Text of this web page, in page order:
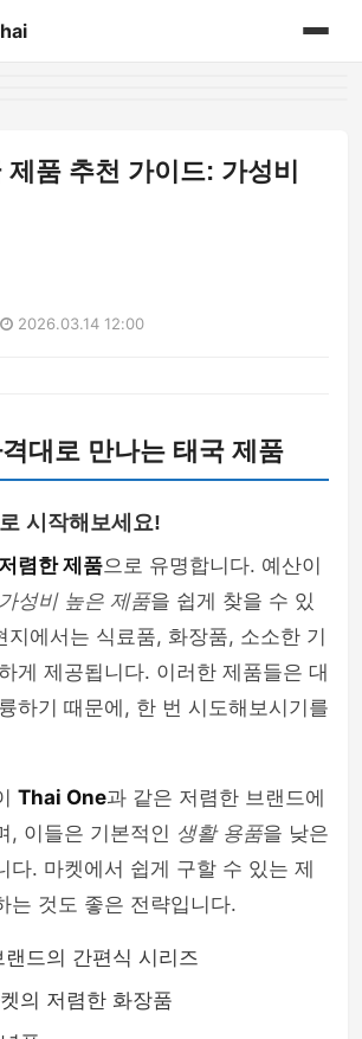
품 추천 가이드: 가성비
2026.03.14 12:00
대로 만나는 태국 제품
시작해보세요!
저렴한 제품으로 유명합니다. 예산이
가성비 높은 제품을 쉽게 찾을 수 있
지에서는 식료품, 화장품, 소소한 기
게 제공됩니다. 이러한 제품들은 대
하기 때문에, 한 번 시도해보시기를
Thai One과 같은 저렴한 브랜드에
, 이들은 기본적인 생활 용품을 낮은
다. 마켓에서 쉽게 구할 수 있는 제
는 것도 좋은 전략입니다.
드의 간편식 시리즈
의 저렴한 화장품